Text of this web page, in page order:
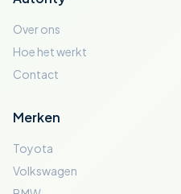
Over ons
Hoe het werkt
Contact
Merken
Toyota
Volkswagen